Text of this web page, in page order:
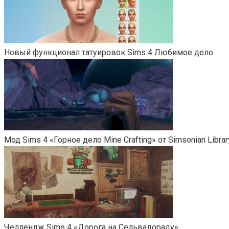
Новый функционал татуировок Sims 4 Любимое дело
Мод Sims 4 «Горное дело Mine Crafting» от Simsonian